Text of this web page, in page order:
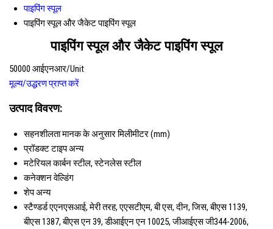
पाइपिंग स्पूल
पाइपिंग स्पूल और जैकेट पाइपिंग स्पूल
पाइपिंग स्पूल और जैकेट पाइपिंग स्पूल
50000 आईएनआर/Unit
मूल्य/उद्धरण प्राप्त करें
उत्पाद विवरण:
सहनशीलतामानक के अनुसार मिलीमीटर (mm)
प्रॉडक्ट टाइपअन्य
मटेरियलकार्बन स्टील, स्टेनलेस स्टील
कनेक्शनवेल्डिंग
शेपअन्य
स्टैण्डर्डएएनएसआई, मेरी तरह, एएसटीएम, बी एस, दीन, जिस, बीएस 1139,
बीएस 1387, बीएस एन 39, डीआईएन एन 10025, जीआईएस जी344-2006,